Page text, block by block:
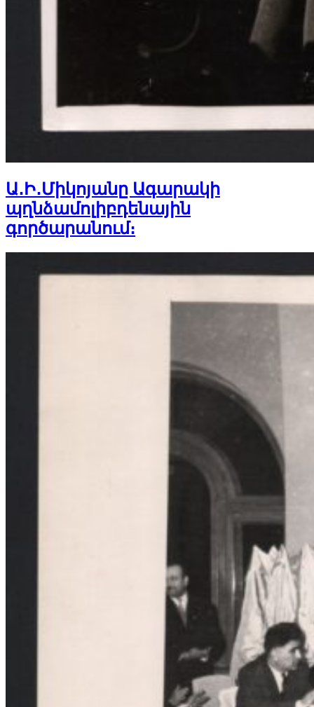
Ա․Ի․Միկոյանը Ագարակի
պղնձամոլիբդենային
գործարանում։